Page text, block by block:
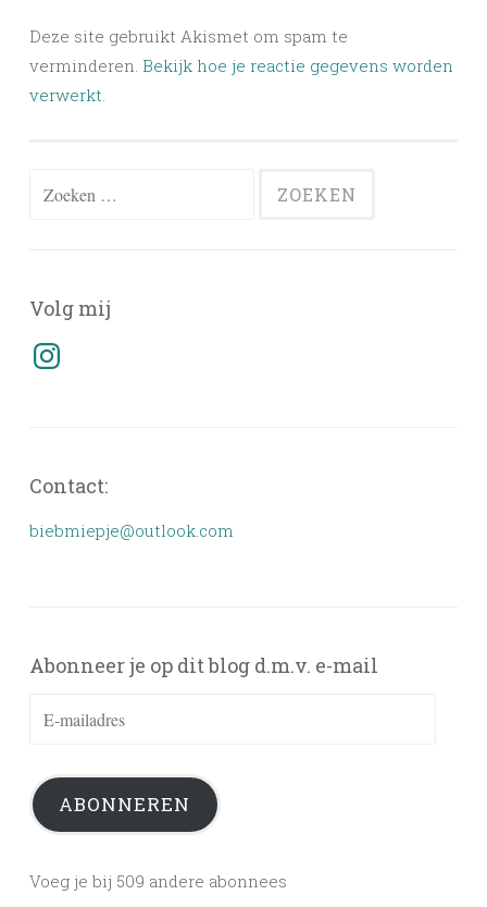
Deze site gebruikt Akismet om spam te
verminderen. Bekijk hoe je reactie gegevens worden
verwerkt.
Zoeken
Volg mij
Instagram
Contact:
biebmiepje@outlook.com
Abonneer je op dit blog d.m.v. e-mail
E-
ABONNEREN
Voeg je bij 509 andere abonnees